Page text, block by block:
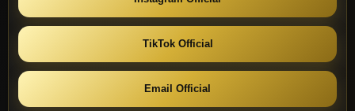
TikTok Official
Email Official